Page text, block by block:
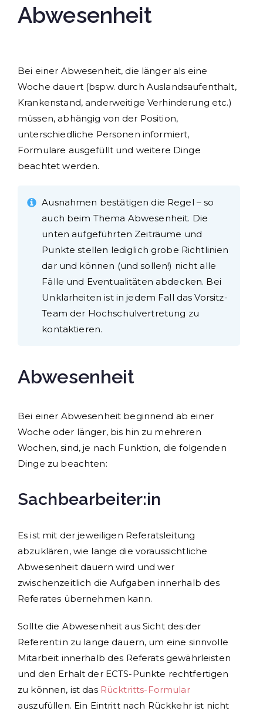
Abwesenheit
Bei einer Abwesenheit, die länger als eine
Woche dauert (bspw. durch Auslandsaufenthalt,
Krankenstand, anderweitige Verhinderung etc.)
müssen, abhängig von der Position,
unterschiedliche Personen informiert,
Formulare ausgefüllt und weitere Dinge
beachtet werden.
Ausnahmen bestätigen die Regel – so
auch beim Thema Abwesenheit. Die
unten aufgeführten Zeiträume und
Punkte stellen lediglich grobe Richtlinien
dar und können (und sollen!) nicht alle
Fälle und Eventualitäten abdecken. Bei
Unklarheiten ist in jedem Fall das Vorsitz-
Team der Hochschulvertretung zu
kontaktieren.
Abwesenheit
Bei einer Abwesenheit beginnend ab einer
Woche oder länger, bis hin zu mehreren
Wochen, sind, je nach Funktion, die folgenden
Dinge zu beachten:
Sachbearbeiter:in
Es ist mit der jeweiligen Referatsleitung
abzuklären, wie lange die voraussichtliche
Abwesenheit dauern wird und wer
zwischenzeitlich die Aufgaben innerhalb des
Referates übernehmen kann.
Sollte die Abwesenheit aus Sicht des:der
Referent:in zu lange dauern, um eine sinnvolle
Mitarbeit innerhalb des Referats gewährleisten
und den Erhalt der ECTS-Punkte rechtfertigen
zu können, ist das Rücktritts-Formular
auszufüllen. Ein Eintritt nach Rückkehr ist nicht